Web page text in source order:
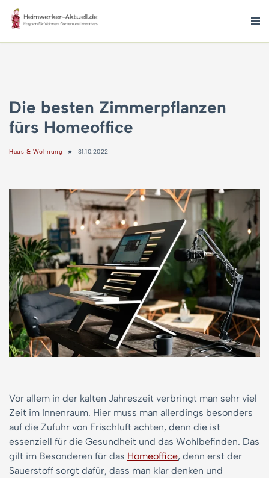
Zum
Inhalt
Die besten Zimmerpflanzen
fürs Homeoffice
Haus & Wohnung 31.10.2022
Vor allem in der kalten Jahreszeit verbringt man sehr viel
Zeit im Innenraum. Hier muss man allerdings besonders
auf die Zufuhr von Frischluft achten, denn die ist
essenziell für die Gesundheit und das Wohlbefinden. Das
gilt im Besonderen für das Homeoffice, denn erst der
Sauerstoff sorgt dafür, dass man klar denken und